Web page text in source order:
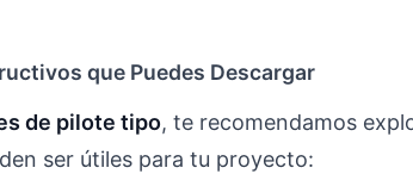
que Puedes Descargar
de pilote tipo, te recomendamos
ser útiles para tu proyecto: